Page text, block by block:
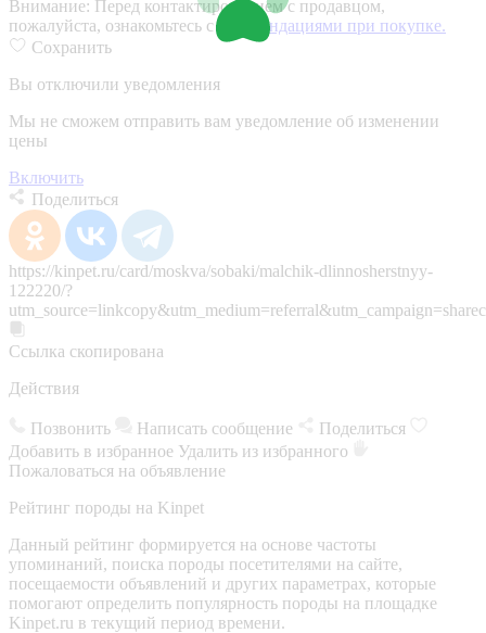
Внимание: Перед контактированием с продавцом,
пожалуйста, ознакомьтесь с рекомендациями при покупке.
Сохранить
Вы отключили уведомления
Мы не сможем отправить вам уведомление об изменении
цены
Включить
Поделиться
https://kinpet.ru/card/moskva/sobaki/malchik-dlinnosherstnyy-
122220/?
Ссылка скопирована
Действия
Позвонить Написать сообщение
Поделиться
Добавить в избранное Удалить из избранного
Пожаловаться на объявление
Рейтинг породы на Kinpet
Данный рейтинг формируется на основе частоты
упоминаний, поиска породы посетителями на сайте,
посещаемости объявлений и других параметрах, которые
помогают определить популярность породы на площадке
Kinpet.ru в текущий период времени.